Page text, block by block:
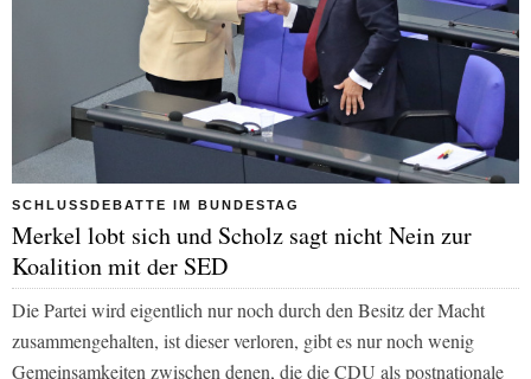
SCHLUSSDEBATTE IM BUNDESTAG
Merkel lobt sich und Scholz sagt nicht Nein zur
Koalition mit der SED
Die Partei wird eigentlich nur noch durch den Besitz der Macht
zusammengehalten, ist dieser verloren, gibt es nur noch wenig
Gemeinsamkeiten zwischen denen, die die CDU als postnationale